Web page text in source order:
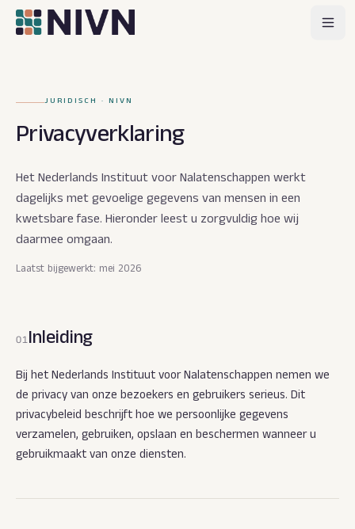
JURIDISCH · NIVN
Privacyverklaring
Het Nederlands Instituut voor Nalatenschappen werkt
dagelijks met gevoelige gegevens van mensen in een
kwetsbare fase. Hieronder leest u zorgvuldig hoe wij
daarmee omgaan.
Laatst bijgewerkt: mei 2026
01Inleiding
Bij het Nederlands Instituut voor Nalatenschappen nemen we
de privacy van onze bezoekers en gebruikers serieus. Dit
privacybeleid beschrijft hoe we persoonlijke gegevens
verzamelen, gebruiken, opslaan en beschermen wanneer u
gebruikmaakt van onze diensten.